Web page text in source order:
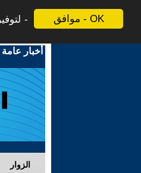
موافق - OK
أخبار عامة
الزوار